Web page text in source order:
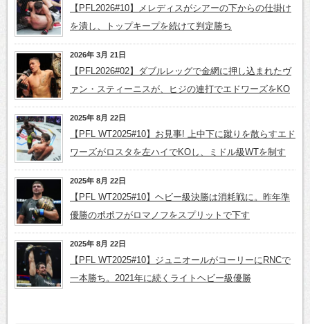
【PFL2026#10】メレディスがシアーの下からの仕掛け
を潰し、トップキープを続けて判定勝ち
2026年 3月 21日
【PFL2026#02】ダブルレッグで金網に押し込まれたヴ
ァン・スティーニスが、ヒジの連打でエドワーズをKO
2025年 8月 22日
【PFL WT2025#10】お見事! 上中下に蹴りを散らすエド
ワーズがロスタを左ハイでKOし、ミドル級WTを制す
2025年 8月 22日
【PFL WT2025#10】ヘビー級決勝は消耗戦に。昨年準
優勝のポポフがロマノフをスプリットで下す
2025年 8月 22日
【PFL WT2025#10】ジュニオールがコーリーにRNCで
一本勝ち。2021年に続くライトヘビー級優勝